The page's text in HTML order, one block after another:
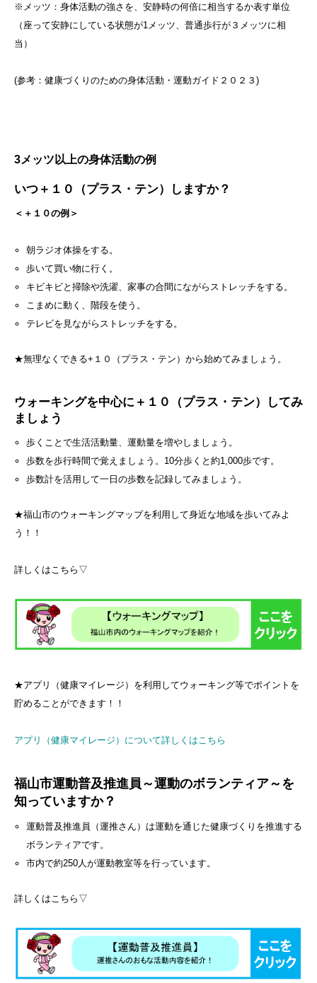
※メッツ：身体活動の強さを、安静時の何倍に相当するか表す単位
（座って安静にしている状態が1メッツ、普通歩行が３メッツに相
当）
(​参考：健康づくりのための身体活動・運動ガイド２０２３)
3メッツ以上の身体活動の例
いつ＋１０（プラス・テン）しますか？
＜＋１０の例＞
朝ラジオ体操をする。
歩いて買い物に行く。
キビキビと掃除や洗濯、家事の合間にながらストレッチをする。
こまめに動く、階段を使う。
テレビを見ながらストレッチをする。
★無理なくできる+１０（プラス・テン）から始めてみましょう。
ウォーキングを中心に＋１０（プラス・テン）してみ
ましょう
歩くことで生活活動量、運動量を増やしましょう。
歩数を歩行時間で覚えましょう。10分歩くと約1,000歩です。
歩数計を活用して一日の歩数を記録してみましょう。
★福山市のウォーキングマップを利用して身近な地域を歩いてみよ
う！！
詳しくはこちら▽
★アプリ（健康マイレージ）を利用してウォーキング等でポイントを
貯めることができます！！
アプリ（健康マイレージ）について詳しくはこちら
福山市運動普及推進員～運動のボランティア～を
知っていますか？
​運動普及推進員（運推さん）は運動を通じた健康づくりを推進する
ボランティアです。
市内で約250人が運動教室等を行っています。
詳しくはこちら▽